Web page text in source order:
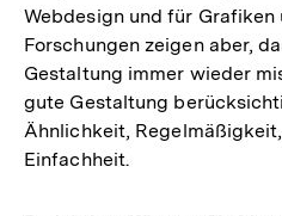
Webdesign und für Grafiken
Forschungen zeigen aber,
Gestaltung immer wieder
gute Gestaltung
Ähnlichkeit,
Einfachheit.